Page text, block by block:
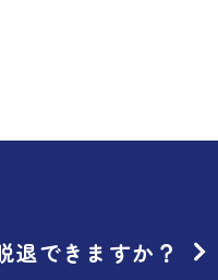
退できますか？